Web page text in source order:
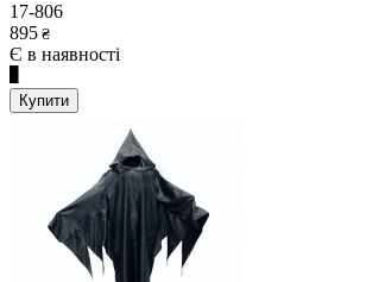
17-806
895 ₴
Є в наявності
Купити